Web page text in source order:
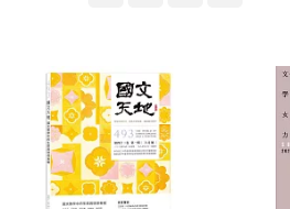
Harrison(3113)
Gordon(3084)
江蘇文藝出版社(2279)
陝西師範大學出版社(2268)